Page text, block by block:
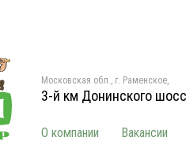
Московская обл., г. Раменское,
3-й км Донинского
О компании Вакансии